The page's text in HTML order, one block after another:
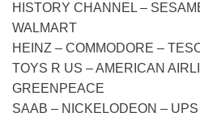
HISTORY CHANNEL –
WALMART
HEINZ – COMMODORE –
TOYS R US – AMERICAN
GREENPEACE
SAAB – NICKELODEON –